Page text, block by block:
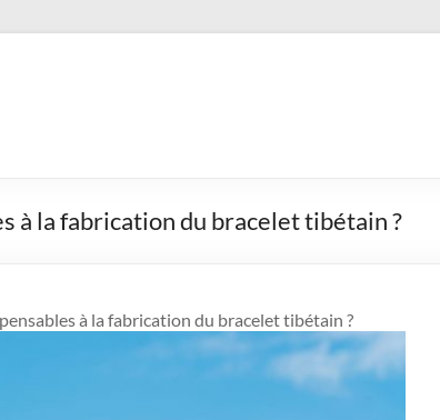
à la fabrication du bracelet tibétain ?
à la fabrication du bracelet tibétain ?